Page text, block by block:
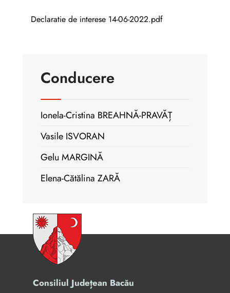
Declaratie de interese 14-06-2022.pdf
Conducere
Ionela-Cristina BREAHNĂ-PRAVĂȚ
Vasile ISVORAN
Gelu MARGINĂ
Elena-Cătălina ZARĂ
Consiliul Județean Bacău